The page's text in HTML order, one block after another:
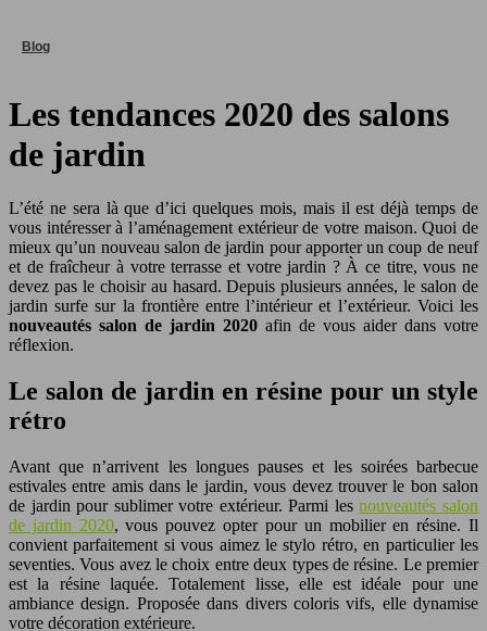
Blog
Les tendances 2020 des salons
de jardin
L’été ne sera là que d’ici quelques mois, mais il est déjà temps de
vous intéresser à l’aménagement extérieur de votre maison. Quoi de
mieux qu’un nouveau salon de jardin pour apporter un coup de neuf
et de fraîcheur à votre terrasse et votre jardin ? À ce titre, vous ne
devez pas le choisir au hasard. Depuis plusieurs années, le salon de
jardin surfe sur la frontière entre l’intérieur et l’extérieur. Voici les
nouveautés salon de jardin 2020 afin de vous aider dans votre
réflexion.
Le salon de jardin en résine pour un style
rétro
Avant que n’arrivent les longues pauses et les soirées barbecue
estivales entre amis dans le jardin, vous devez trouver le bon salon
de jardin pour sublimer votre extérieur. Parmi lesnouveautés salon
de jardin 2020, vous pouvez opter pour un mobilier en résine. Il
convient parfaitement si vous aimez le stylo rétro, en particulier les
seventies. Vous avez le choix entre deux types de résine. Le premier
est la résine laquée. Totalement lisse, elle est idéale pour une
ambiance design. Proposée dans divers coloris vifs, elle dynamise
votre décoration extérieure.